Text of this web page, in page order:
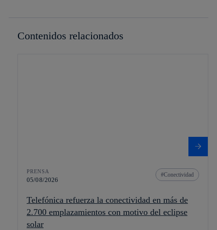
Contenidos relacionados
PRENSA
05/08/2026
Conectividad
Telefónica refuerza la conectividad en más de
2.700 emplazamientos con motivo del eclipse
solar